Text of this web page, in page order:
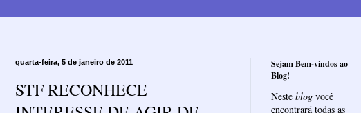
quarta-feira, 5 de janeiro de 2011
STF RECONHECE
Sejam Bem-vindos ao
Blog!
Neste blog você
encontrará todas as